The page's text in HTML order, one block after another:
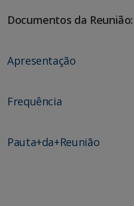
Documentos da Reunião:
Apresentação
Frequência
Pauta+da+Reunião